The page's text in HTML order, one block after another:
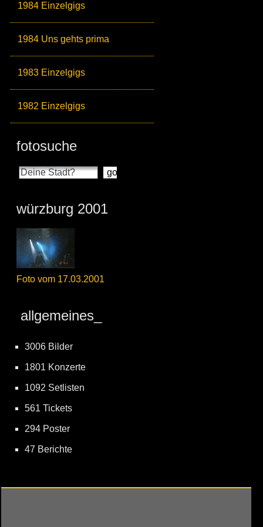
1984 Einzelgigs
1984 Uns gehts prima
1983 Einzelgigs
1982 Einzelgigs
fotosuche
würzburg 2001
Foto vom 17.03.2001
allgemeines_
3006 Bilder
1801 Konzerte
1092 Setlisten
561 Tickets
294 Poster
47 Berichte